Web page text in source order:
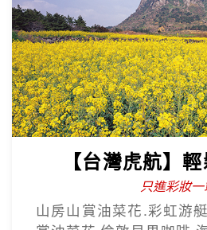
【台灣虎航】
只進彩妝
山房山賞油菜花.彩虹游